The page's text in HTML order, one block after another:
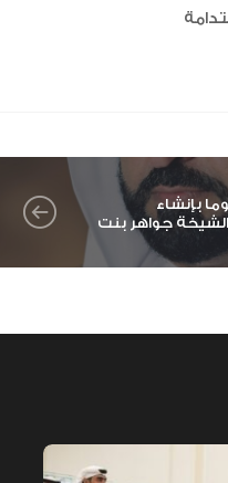
بإنشاء
جواهر بنت